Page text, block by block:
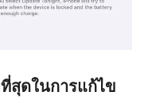
สุดในการแก้ไข